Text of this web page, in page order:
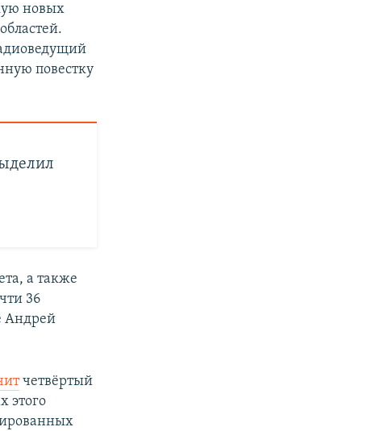
новых
повестку
а также
36
Андрей
четвёртый
этого